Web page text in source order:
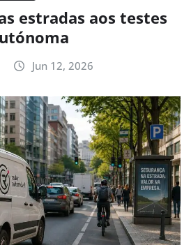
estradas aos testes
Jun 12, 2026